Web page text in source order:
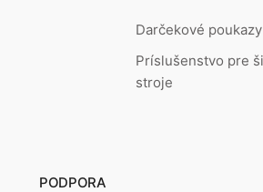
Darčekové poukazy
Príslušenstvo pre
stroje
PODPORA